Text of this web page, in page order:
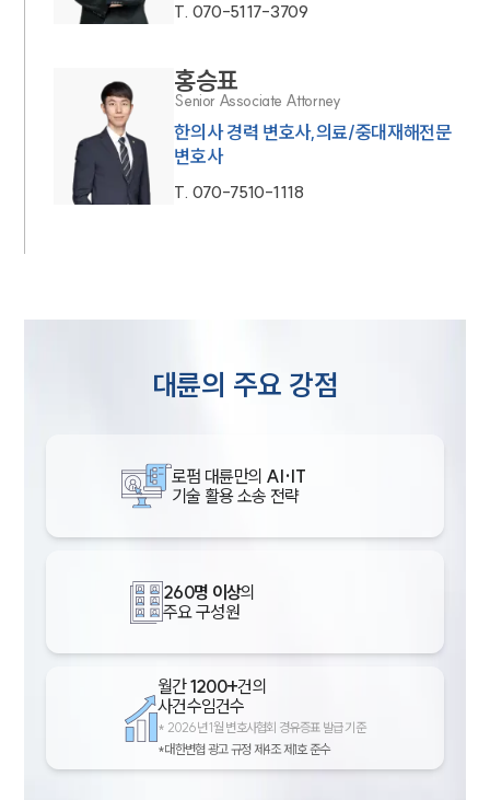
T. 070-5117-3709
홍승표
Senior Associate Attorney
한의사 경력 변호사,의료/중대재해전문
변호사
T. 070-7510-1118
대륜의 주요 강점
로펌 대륜만의 AI·IT
기술 활용 소송 전략
260명 이상의
주요 구성원
월간1200+건의
사건수임건수
* 2026년 1월 변호사협회 경유증표 발급 기준
*대한변협 광고 규정 제4조 제1호 준수